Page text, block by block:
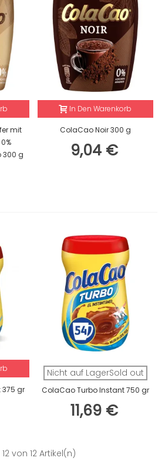
mit
300 g
In Den Warenkorb
ColaCao Noir 300 g
9,04 €
gr
Nicht auf LagerSold out
ColaCao Turbo Instant 750 gr
11,69 €
von 12 Artikel(n)